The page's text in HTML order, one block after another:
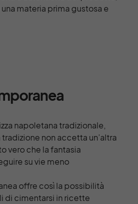
materia prima gustosa e
napoletana tradizionale,
non accetta un’altra
vero che la fantasia
su vie meno
offre così la possibilità
di cimentarsi in ricette